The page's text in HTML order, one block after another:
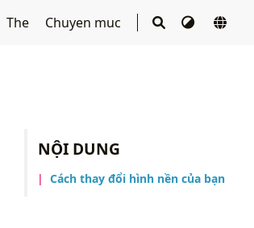
The Chuyen muc
NỘI DUNG
Cách thay đổi hình nền của bạn